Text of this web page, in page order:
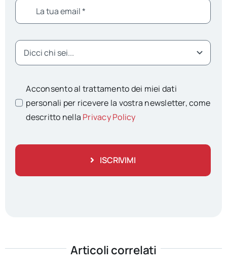
Acconsento al trattamento dei miei dati
personali per ricevere la vostra newsletter, come
descritto nella Privacy Policy
ISCRIVIMI
Articoli correlati